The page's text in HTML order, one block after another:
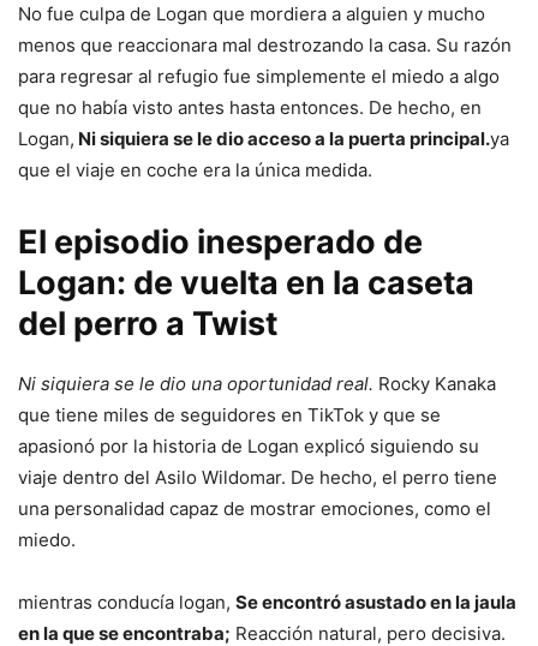
No fue culpa de Logan que mordiera a alguien y mucho
menos que reaccionara mal destrozando la casa. Su razón
para regresar al refugio fue simplemente el miedo a algo
que no había visto antes hasta entonces. De hecho, en
Logan, Ni siquiera se le dio acceso a la puerta principal.ya
que el viaje en coche era la única medida.
El episodio inesperado de
Logan: de vuelta en la caseta
del perro a Twist
Ni siquiera se le dio una oportunidad real. Rocky Kanaka
que tiene miles de seguidores en TikTok y que se
apasionó por la historia de Logan explicó siguiendo su
viaje dentro del Asilo Wildomar. De hecho, el perro tiene
una personalidad capaz de mostrar emociones, como el
miedo.
mientras conducía logan, Se encontró asustado en la jaula
en la que se encontraba; Reacción natural, pero decisiva.